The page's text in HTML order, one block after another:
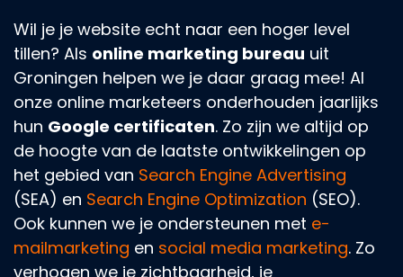
Wil je je website echt naar een hoger level
tillen? Als online marketing bureau uit
Groningen helpen we je daar graag mee! Al
onze online marketeers onderhouden jaarlijks
hun Google certificaten. Zo zijn we altijd op
de hoogte van de laatste ontwikkelingen op
het gebied van Search Engine Advertising
(SEA) en Search Engine Optimization (SEO).
Ook kunnen we je ondersteunen met e-
mailmarketing en social media marketing. Zo
verhogen we je zichtbaarheid, je